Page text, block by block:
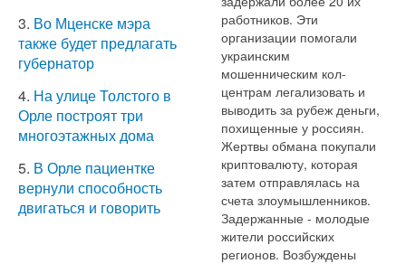
3. Во Мценске мэра
также будет предлагать
губернатор
4. На улице Толстого в
Орле построят три
многоэтажных дома
5. В Орле пациентке
вернули способность
двигаться и говорить
работников. Эти
организации помогали
украинским
мошенническим кол-
центрам легализовать и
выводить за рубеж деньги,
похищенные у россиян.
Жертвы обмана покупали
криптовалюту, которая
затем отправлялась на
счета злоумышленников.
Задержанные - молодые
жители российских
регионов. Возбуждены